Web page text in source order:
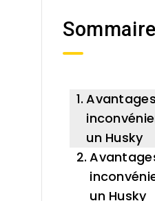
Sommaire
un Husky
un Husky